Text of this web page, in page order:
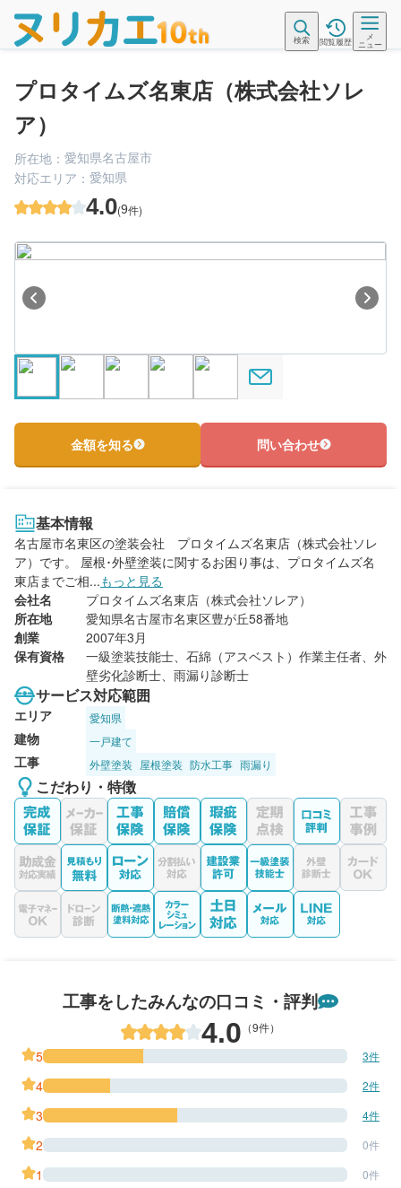
検索 閲覧履歴
メ
ニュー
プロタイムズ名東店（株式会社ソレ
ア）
所在地： 愛知県名古屋市
対応エリア： 愛知県
4.0(9件)
金額を知る 問い合わせ
基本情報
名古屋市名東区の塗装会社 プロタイムズ名東店（株式会社ソレ
ア）です。 屋根･外壁塗装に関するお困り事は、プロタイムズ名
東店までご相...もっと見る
会社名
プロタイムズ名東店（株式会社ソレア）
所在地
愛知県名古屋市名東区豊が丘58番地
創業
2007年3月
保有資格
一級塗装技能士、石綿（アスベスト）作業主任者、外
壁劣化診断士、雨漏り診断士
サービス対応範囲
エリア 愛知県
建物 一戸建て
工事 外壁塗装 屋根塗装 防水工事 雨漏り
こだわり・特徴
工事をしたみんなの口コミ・評判
4.0 （9件）
5 3件
4 2件
3 4件
2 0件
1 0件